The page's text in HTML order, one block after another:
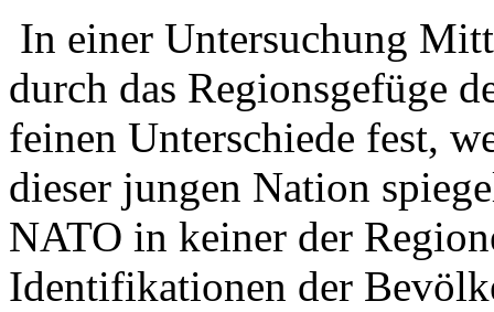
In einer Untersuchung
durch das Regionsgefüge
feinen Unterschiede fest,
dieser jungen Nation
NATO in keiner der
Identifikationen der